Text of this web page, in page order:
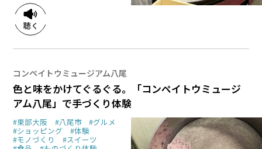
コンペイトウミュージアム八尾
色と味をかけてぐるぐる。「コンペイトウミュージ
アム八尾」で手づくり体験
#東部大阪 #八尾市 #グルメ
#ショッピング #体験
#モノづくり #スイーツ